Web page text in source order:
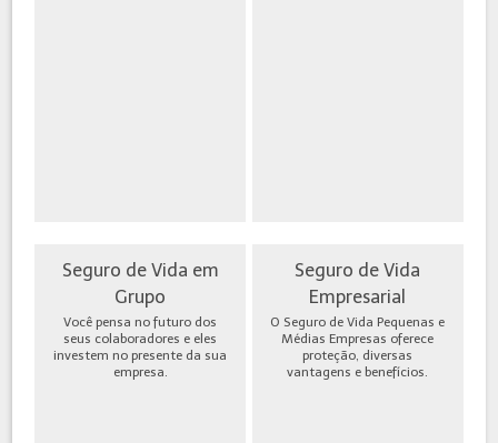
Seguro de Vida em
Grupo
Você pensa no futuro dos
seus colaboradores e eles
investem no presente da sua
empresa.
Seguro de Vida
Empresarial
O Seguro de Vida Pequenas e
Médias Empresas oferece
proteção, diversas
vantagens e benefícios.